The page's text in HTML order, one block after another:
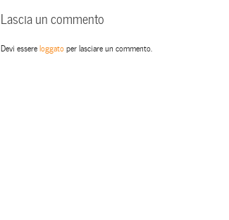
Lascia un commento
Devi essereloggatoper lasciare un commento.